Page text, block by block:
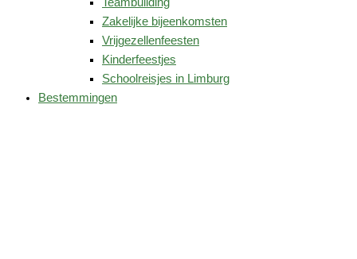
Zakelijke bijeenkomsten
Vrijgezellenfeesten
Kinderfeestjes
Schoolreisjes in Limburg
Bestemmingen